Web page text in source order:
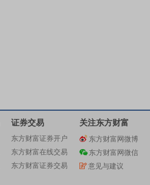
证券交易
东方财富证券开户
东方财富在线交易
东方财富证券交易
关注东方财富
东方财富网微博
东方财富网微信
意见与建议